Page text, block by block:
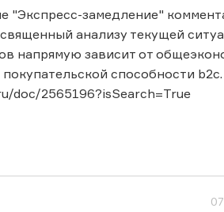
"Экспресс-замедление"
анализу текущей
напрямую зависит от
покупательской способности
doc/2565196?isSearch=True